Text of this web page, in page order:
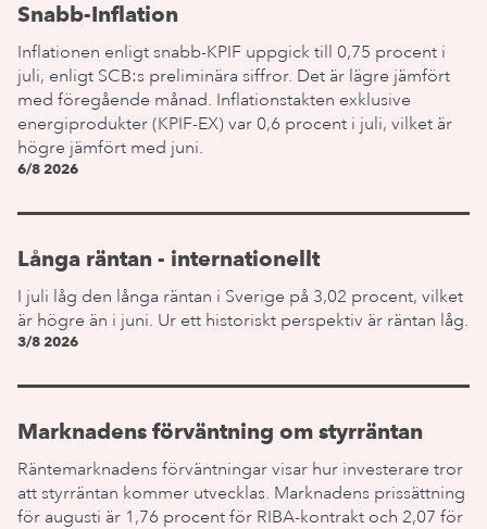
Snabb-Inflation
Inflationen enligt snabb-KPIF uppgick till 0,75 procent i
juli, enligt SCB:s preliminära siffror. Det är lägre jämfört
med föregående månad. Inflationstakten exklusive
energiprodukter (KPIF-EX) var 0,6 procent i juli, vilket är
högre jämfört med juni.
6/8 2026
Långa räntan - internationellt
I juli låg den långa räntan i Sverige på 3,02 procent, vilket
är högre än i juni. Ur ett historiskt perspektiv är räntan låg.
3/8 2026
Marknadens förväntning om styrräntan
Räntemarknadens förväntningar visar hur investerare tror
att styrräntan kommer utvecklas. Marknadens prissättning
för augusti är 1,76 procent för RIBA-kontrakt och 2,07 för